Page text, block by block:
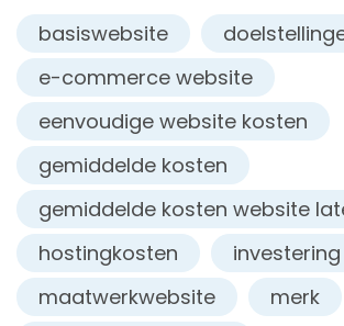
basiswebsite
e-commerce website
eenvoudige website kosten
gemiddelde kosten
gemiddelde kosten website
hostingkosten
investering
maatwerkwebsite
merk